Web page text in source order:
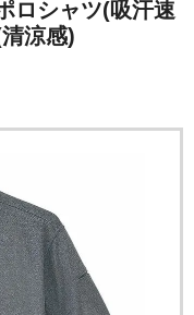
ロシャツ(吸汗速
涼感)